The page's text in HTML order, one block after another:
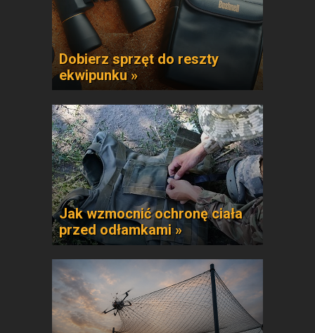
Dobierz sprzęt do reszty
ekwipunku »
Jak wzmocnić ochronę ciała
przed odłamkami »